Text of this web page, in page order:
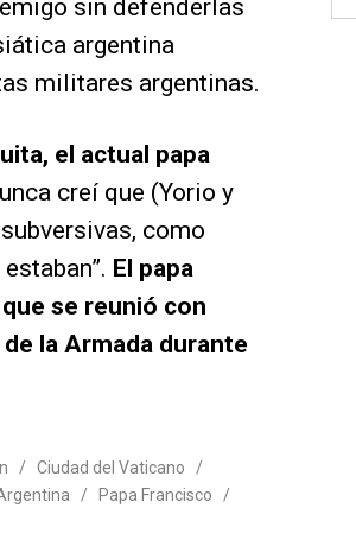
sin defenderlas
argentina
militares argentinas.
el actual papa
creí que (Yorio y
como
El papa
se reunió con
la Armada durante
/ Ciudad del Vaticano
/
/ Papa Francisco
/